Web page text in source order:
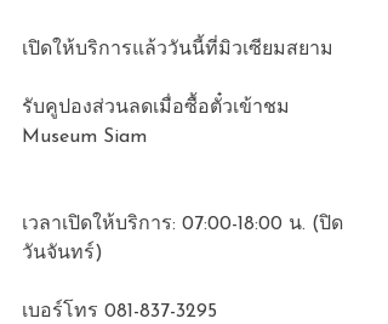
เปิดให้บริการแล้ววันนี้ที่มิวเซียมสยาม
รับคูปองส่วนลดเมื่อซื้อตั๋วเข้าชม
Museum Siam
เวลาเปิดให้บริการ: 07:00-18:00 น. (ปิด
วันจันทร์)
เบอร์โทร 081-837-3295